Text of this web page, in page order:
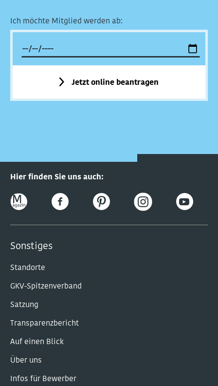
Ich möchte Mitglied werden ab:
Jetzt online beantragen
Hier finden Sie uns auch:
Sonstiges
Standorte
GKV-Spitzenverband
Satzung
Transparenzbericht
Auf einen Blick
Über uns
Infos für Bewerber